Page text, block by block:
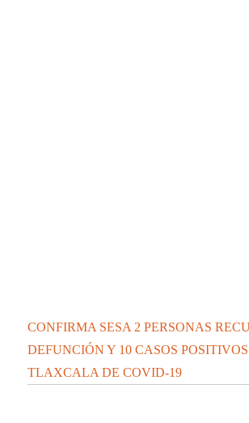
CONFIRMA SESA 2 PERSONAS
DEFUNCIÓN Y 10 CASOS
TLAXCALA DE COVID-19